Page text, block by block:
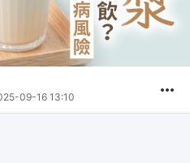
09-16 13:10